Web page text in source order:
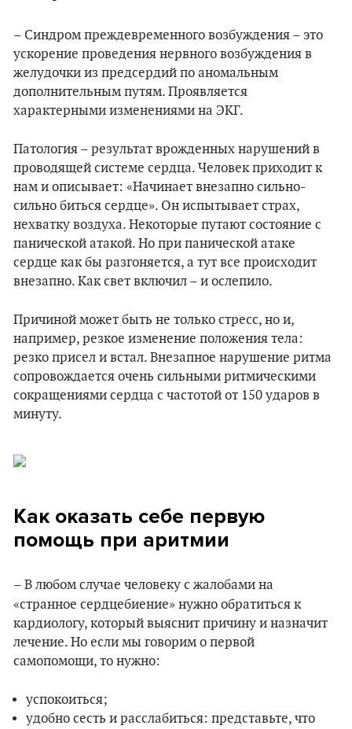
– Синдром преждевременного возбуждения – это
ускорение проведения нервного возбуждения в
желудочки из предсердий по аномальным
дополнительным путям. Проявляется
характерными изменениями на ЭКГ.
Патология – результат врожденных нарушений в
проводящей системе сердца. Человек приходит к
нам и описывает: «Начинает внезапно сильно-
сильно биться сердце». Он испытывает страх,
нехватку воздуха. Некоторые путают состояние с
панической атакой. Но при панической атаке
сердце как бы разгоняется, а тут все происходит
внезапно. Как свет включил – и ослепило.
Причиной может быть не только стресс, но и,
например, резкое изменение положения тела:
резко присел и встал. Внезапное нарушение ритма
сопровождается очень сильными ритмическими
сокращениями сердца с частотой от 150 ударов в
минуту.
Как оказать себе первую
помощь при аритмии
– В любом случае человеку с жалобами на
«странное сердцебиение» нужно обратиться к
кардиологу, который выяснит причину и назначит
лечение. Но если мы говорим о первой
самопомощи, то нужно:
успокоиться;
удобно сесть и расслабиться: представьте, что